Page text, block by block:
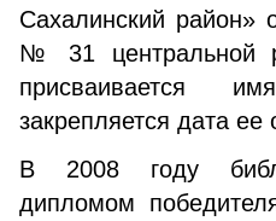
Сахалинский район»
№ 31 центральной
присваивается
закрепляется дата ее
В 2008 году
дипломом